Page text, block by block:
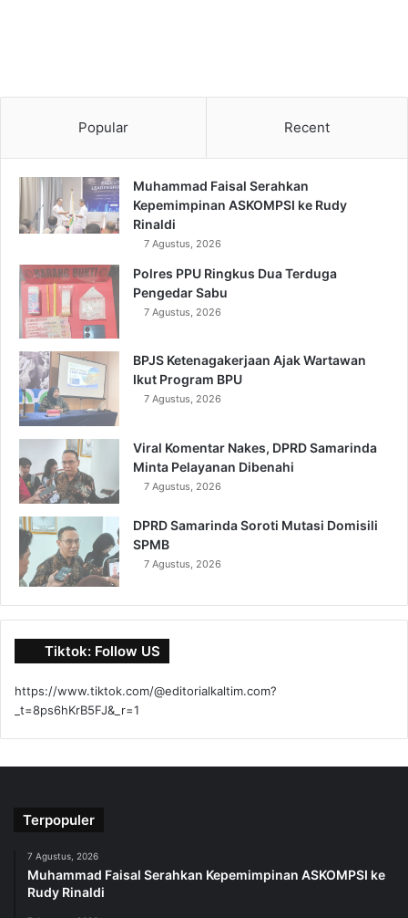
Popular Recent
Muhammad Faisal Serahkan
Kepemimpinan ASKOMPSI ke Rudy
Rinaldi
7 Agustus, 2026
Polres PPU Ringkus Dua Terduga
Pengedar Sabu
7 Agustus, 2026
BPJS Ketenagakerjaan Ajak Wartawan
Ikut Program BPU
7 Agustus, 2026
Viral Komentar Nakes, DPRD Samarinda
Minta Pelayanan Dibenahi
7 Agustus, 2026
DPRD Samarinda Soroti Mutasi Domisili
SPMB
7 Agustus, 2026
Tiktok: Follow US
https://www.tiktok.com/@editorialkaltim.com?
_t=8ps6hKrB5FJ&_r=1
Terpopuler
7 Agustus, 2026
Muhammad Faisal Serahkan Kepemimpinan ASKOMPSI ke
Rudy Rinaldi